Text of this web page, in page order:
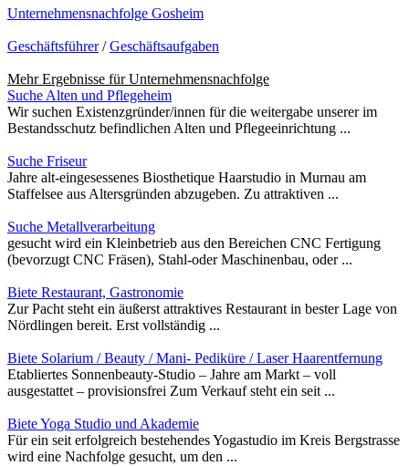
Unternehmensnachfolge Gosheim
Geschäftsführer/Geschäftsaufgaben
Mehr Ergebnisse fürUnternehmensnachfolge
Suche Alten und Pflegeheim
Wir suchen Existenzgründer/innen für die weitergabe unserer im
Bestandsschutz befindlichen Alten und Pflegeeinrichtung ...
Suche Friseur
Jahre alt-eingesessenes Biosthetique Haarstudio in Murnau am
Staffelsee aus Altersgründen abzugeben. Zu attraktiven ...
Suche Metallverarbeitung
gesucht wird ein Kleinbetrieb aus den Bereichen CNC Fertigung
(bevorzugt CNC Fräsen), Stahl-oder Maschinenbau, oder ...
Biete Restaurant, Gastronomie
Zur Pacht steht ein äußerst attraktives Restaurant in bester Lage von
Nördlingen bereit. Erst vollständig ...
Biete Solarium / Beauty / Mani- Pediküre / Laser Haarentfernung
Etabliertes Sonnenbeauty-Studio – Jahre am Markt – voll
ausgestattet – provisionsfrei Zum Verkauf steht ein seit ...
Biete Yoga Studio und Akademie
Für ein seit erfolgreich bestehendes Yogastudio im Kreis Bergstrasse
wird eine Nachfolge gesucht, um den ...